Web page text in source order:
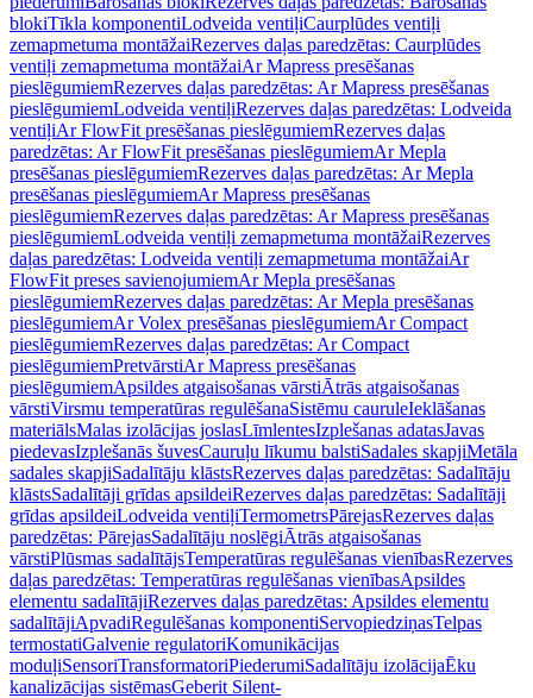
blokiTīkla komponentiLodveida ventiļiCaurplūdes ventiļi
zemapmetuma montāžaiRezerves daļas paredzētas: Caurplūdes
ventiļi zemapmetuma montāžaiAr Mapress presēšanas
pieslēgumiemRezerves daļas paredzētas: Ar Mapress presēšanas
pieslēgumiemLodveida ventiļiRezerves daļas paredzētas: Lodveida
ventiļiAr FlowFit presēšanas pieslēgumiemRezerves daļas
paredzētas: Ar FlowFit presēšanas pieslēgumiemAr Mepla
presēšanas pieslēgumiemRezerves daļas paredzētas: Ar Mepla
presēšanas pieslēgumiemAr Mapress presēšanas
pieslēgumiemRezerves daļas paredzētas: Ar Mapress presēšanas
pieslēgumiemLodveida ventiļi zemapmetuma montāžaiRezerves
daļas paredzētas: Lodveida ventiļi zemapmetuma montāžaiAr
FlowFit preses savienojumiemAr Mepla presēšanas
pieslēgumiemRezerves daļas paredzētas: Ar Mepla presēšanas
pieslēgumiemAr Volex presēšanas pieslēgumiemAr Compact
pieslēgumiemRezerves daļas paredzētas: Ar Compact
pieslēgumiemPretvārstiAr Mapress presēšanas
pieslēgumiemApsildes atgaisošanas vārstiĀtrās atgaisošanas
vārstiVirsmu temperatūras regulēšanaSistēmu cauruleIeklāšanas
materiālsMalas izolācijas joslasLīmlentesIzplešanas adatasJavas
piedevasIzplešanās šuvesCauruļu līkumu balstiSadales skapjiMetāla
sadales skapjiSadalītāju klāstsRezerves daļas paredzētas: Sadalītāju
klāstsSadalītāji grīdas apsildeiRezerves daļas paredzētas: Sadalītāji
grīdas apsildeiLodveida ventiļiTermometrsPārejasRezerves daļas
paredzētas: PārejasSadalītāju noslēgiĀtrās atgaisošanas
vārstiPlūsmas sadalītājsTemperatūras regulēšanas vienībasRezerves
daļas paredzētas: Temperatūras regulēšanas vienībasApsildes
elementu sadalītājiRezerves daļas paredzētas: Apsildes elementu
sadalītājiApvadiRegulēšanas komponentiServopiedziņasTelpas
termostatiGalvenie regulatoriKomunikācijas
moduļiSensoriTransformatoriPiederumiSadalītāju izolācijaĒku
kanalizācijas sistēmasGeberit Silent-